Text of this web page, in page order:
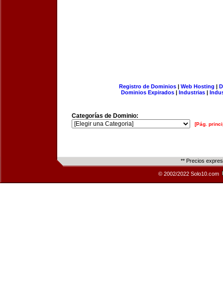
Registro de Dominios| Web Hosting |
Dominios Expirados | Industrias |
Categorías de Dominio:
[Pág.
** Precios
© 2002/2022 Solo10.com